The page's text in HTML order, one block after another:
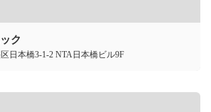
ク
日本橋3-1-2 NTA日本橋ビル9F